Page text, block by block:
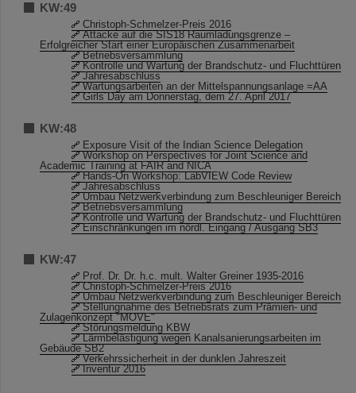
KW:49
Christoph-Schmelzer-Preis 2016
Attacke auf die SIS18 Raumladungsgrenze –
Erfolgreicher Start einer Europäischen Zusammenarbeit
Betriebsversammlung
Kontrolle und Wartung der Brandschutz- und Fluchttüren
Jahresabschluss
Wartungsarbeiten an der Mittelspannungsanlage =AA
Girls´Day am Donnerstag, dem 27. April 2017
KW:48
Exposure Visit of the Indian Science Delegation
Workshop on Perspectives for Joint Science and
Academic Training at FAIR and NICA
Hands-On Workshop: LabVIEW Code Review
Jahresabschluss
Umbau Netzwerkverbindung zum Beschleuniger Bereich
Betriebsversammlung
Kontrolle und Wartung der Brandschutz- und Fluchttüren
Einschränkungen im nördl. Eingang / Ausgang SB3
KW:47
Prof. Dr. Dr. h.c. mult. Walter Greiner 1935-2016
Christoph-Schmelzer-Preis 2016
Umbau Netzwerkverbindung zum Beschleuniger Bereich
Stellungnahme des Betriebsrats zum Prämien- und
Zulagenkonzept "MOVE"
Störungsmeldung KBW
Lärmbelästigung wegen Kanalsanierungsarbeiten im
Gebäude SB2
Verkehrssicherheit in der dunklen Jahreszeit
Inventur 2016